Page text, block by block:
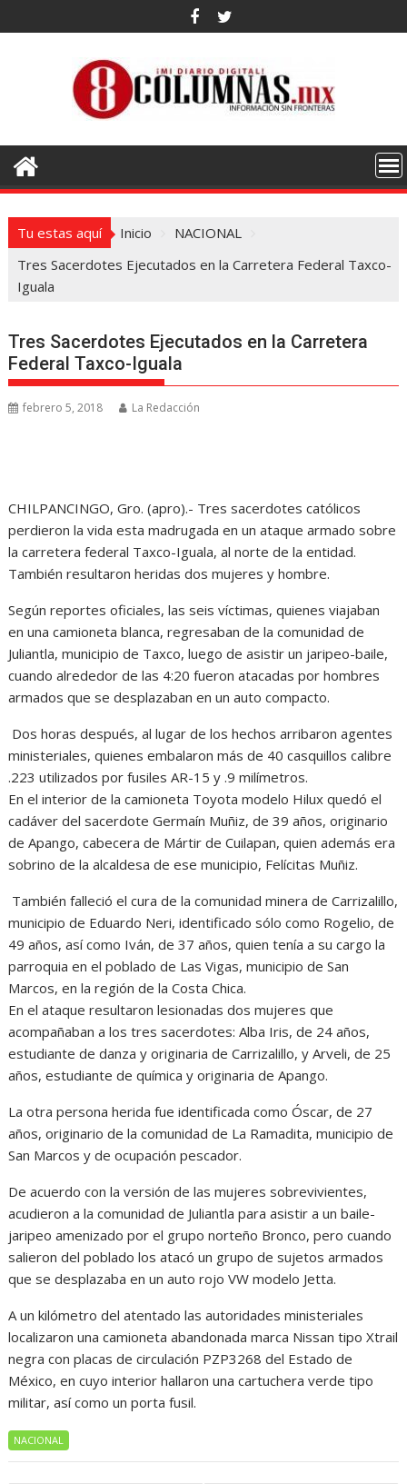
al
Tu estas aquí Inicio
NACIONAL
Tres Sacerdotes Ejecutados en la Carretera Federal Taxco-
Iguala
Tres Sacerdotes Ejecutados en la Carretera
Federal Taxco-Iguala
febrero 5, 2018 La Redacción
CHILPANCINGO, Gro. (apro).- Tres sacerdotes católicos
perdieron la vida esta madrugada en un ataque armado sobre
la carretera federal Taxco-Iguala, al norte de la entidad.
También resultaron heridas dos mujeres y hombre.
Según reportes oficiales, las seis víctimas, quienes viajaban
en una camioneta blanca, regresaban de la comunidad de
Juliantla, municipio de Taxco, luego de asistir un jaripeo-baile,
cuando alrededor de las 4:20 fueron atacadas por hombres
armados que se desplazaban en un auto compacto.
Dos horas después, al lugar de los hechos arribaron agentes
ministeriales, quienes embalaron más de 40 casquillos calibre
.223 utilizados por fusiles AR-15 y .9 milímetros.
En el interior de la camioneta Toyota modelo Hilux quedó el
cadáver del sacerdote Germaín Muñiz, de 39 años, originario
de Apango, cabecera de Mártir de Cuilapan, quien además era
sobrino de la alcaldesa de ese municipio, Felícitas Muñiz.
También falleció el cura de la comunidad minera de Carrizalillo,
municipio de Eduardo Neri, identificado sólo como Rogelio, de
49 años, así como Iván, de 37 años, quien tenía a su cargo la
parroquia en el poblado de Las Vigas, municipio de San
Marcos, en la región de la Costa Chica.
En el ataque resultaron lesionadas dos mujeres que
acompañaban a los tres sacerdotes: Alba Iris, de 24 años,
estudiante de danza y originaria de Carrizalillo, y Arveli, de 25
años, estudiante de química y originaria de Apango.
La otra persona herida fue identificada como Óscar, de 27
años, originario de la comunidad de La Ramadita, municipio de
San Marcos y de ocupación pescador.
De acuerdo con la versión de las mujeres sobrevivientes,
acudieron a la comunidad de Juliantla para asistir a un baile-
jaripeo amenizado por el grupo norteño Bronco, pero cuando
salieron del poblado los atacó un grupo de sujetos armados
que se desplazaba en un auto rojo VW modelo Jetta.
A un kilómetro del atentado las autoridades ministeriales
localizaron una camioneta abandonada marca Nissan tipo Xtrail
negra con placas de circulación PZP3268 del Estado de
México, en cuyo interior hallaron una cartuchera verde tipo
militar, así como un porta fusil.
NACIONAL